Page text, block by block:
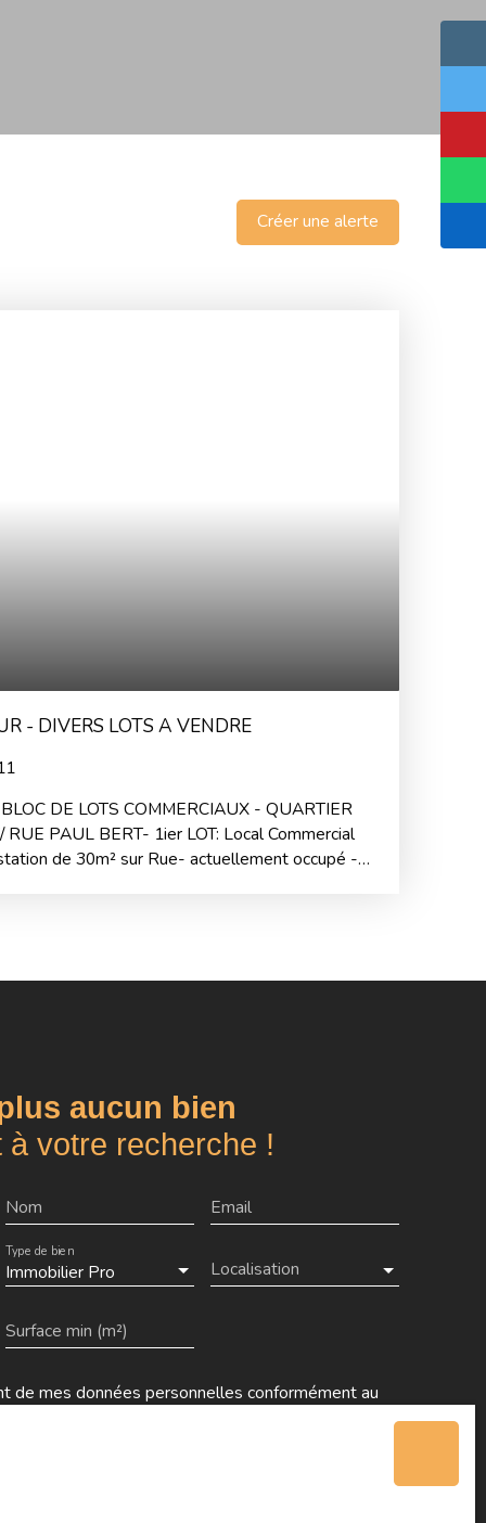
Créer une alerte
- DIVERS LOTS A VENDRE
DE LOTS COMMERCIAUX - QUARTIER
PAUL BERT- 1ier LOT: Local Commercial
de 30m² sur Rue- actuellement occupé -
CHALIGNY (L8) et du Métro CHARONNE
aucun bien
votre recherche !
Nom Email
Immobilier Pro
Type de bien
Localisation
Surface min (m²)
de mes données personnelles conformément au